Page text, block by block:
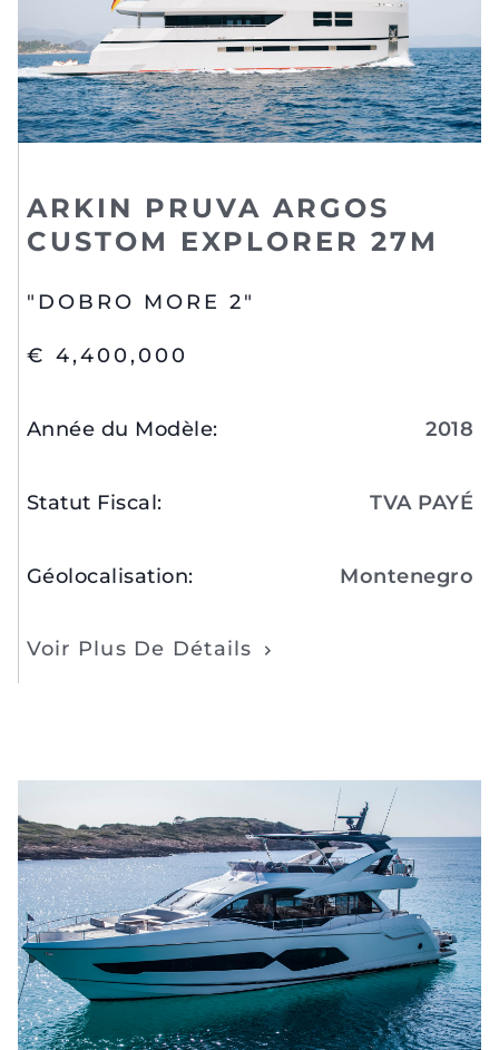
ARKIN PRUVA ARGOS
CUSTOM EXPLORER 27M
"DOBRO MORE 2"
€ 4,400,000
Année du Modèle: 2018
Statut Fiscal: TVA PAYÉ
Géolocalisation: Montenegro
Voir Plus De Détails